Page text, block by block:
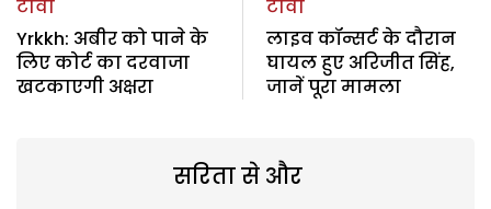
टीवी
Yrkkh: अबीर को पाने के
लिए कोर्ट का दरवाजा
खटकाएगी अक्षरा
टीवी
लाइव कॉन्सर्ट के दौरान
घायल हुए अरिजीत सिंह,
जानें पूरा मामला
सरिता से और